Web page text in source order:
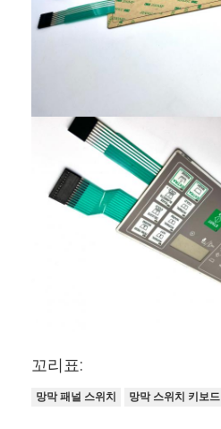
꼬리표:
망막 패널 스위치 망막 스위치 키보드